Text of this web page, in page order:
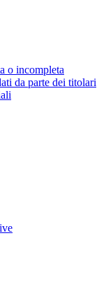
o incompleta
da parte dei titolari